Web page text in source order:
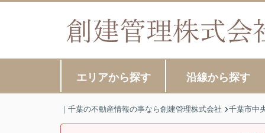
エリアから探す 沿線から探す
｜千葉の不動産情報の事なら創建管理株式会社 千葉市中